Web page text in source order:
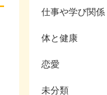
仕事や学び関係
体と健康
恋愛
未分類